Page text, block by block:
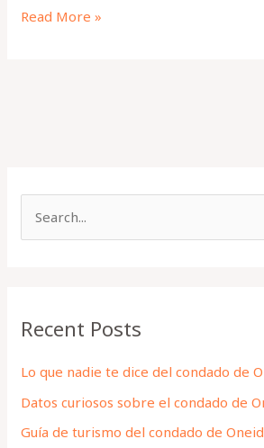
Read More »
c
f
o
r
Recent Posts
Lo que nadie te dice del condado de
Datos curiosos sobre el condado de
Guía de turismo del condado de